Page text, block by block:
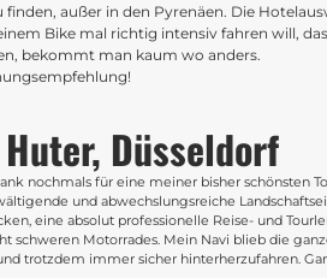
außer in den Pyrenäen. Die
Bike mal richtig intensiv fahren will,
bekommt man kaum wo anders.
Düsseldorf
nochmals für eine meiner bisher schönsten
und abwechslungsreiche
eine absolut professionelle Reise- und
schweren Motorrades. Mein Navi blieb die
trotzdem immer sicher hinterherzufahren.